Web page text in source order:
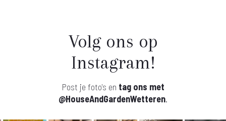
Volg ons op
Instagram!
Post je foto's en tag ons met
@HouseAndGardenWetteren.